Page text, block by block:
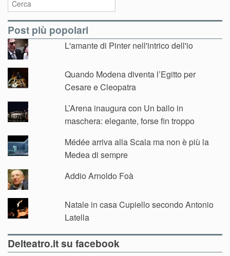
Post più popolari
L'amante di Pinter nell'intrico dell'io
Quando Modena diventa l’Egitto per
Cesare e Cleopatra
L’Arena inaugura con Un ballo in
maschera: elegante, forse fin troppo
Médée arriva alla Scala ma non è più la
Medea di sempre
Addio Arnoldo Foà
Natale in casa Cupiello secondo Antonio
Latella
Delteatro.it su facebook